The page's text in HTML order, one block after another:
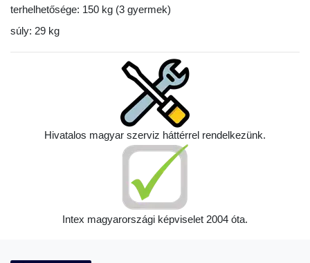
terhelhetősége: 150 kg (3 gyermek)
súly: 29 kg
Hivatalos magyar szerviz háttérrel rendelkezünk.
Intex magyarországi képviselet 2004 óta.